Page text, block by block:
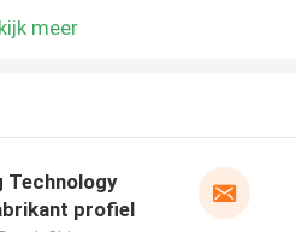
meer
Technology
profiel